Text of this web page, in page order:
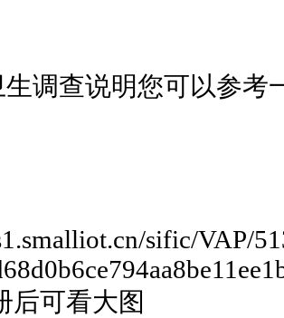
调查说明您可以参考
sific/VAP/
后可看大图